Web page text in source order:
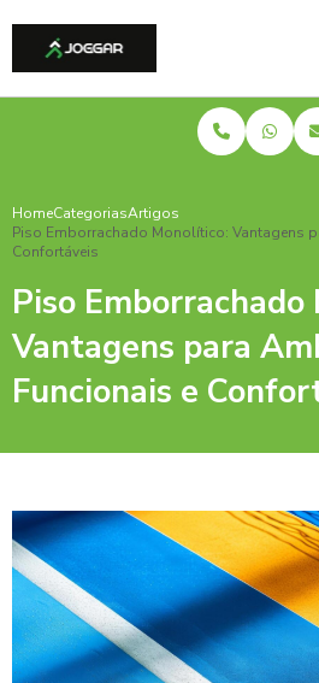
HomeCategoriasArtigos
Piso Emborrachado Monolítico: Vantagens
Confortáveis
Piso
Vantagens para
Funcionais e